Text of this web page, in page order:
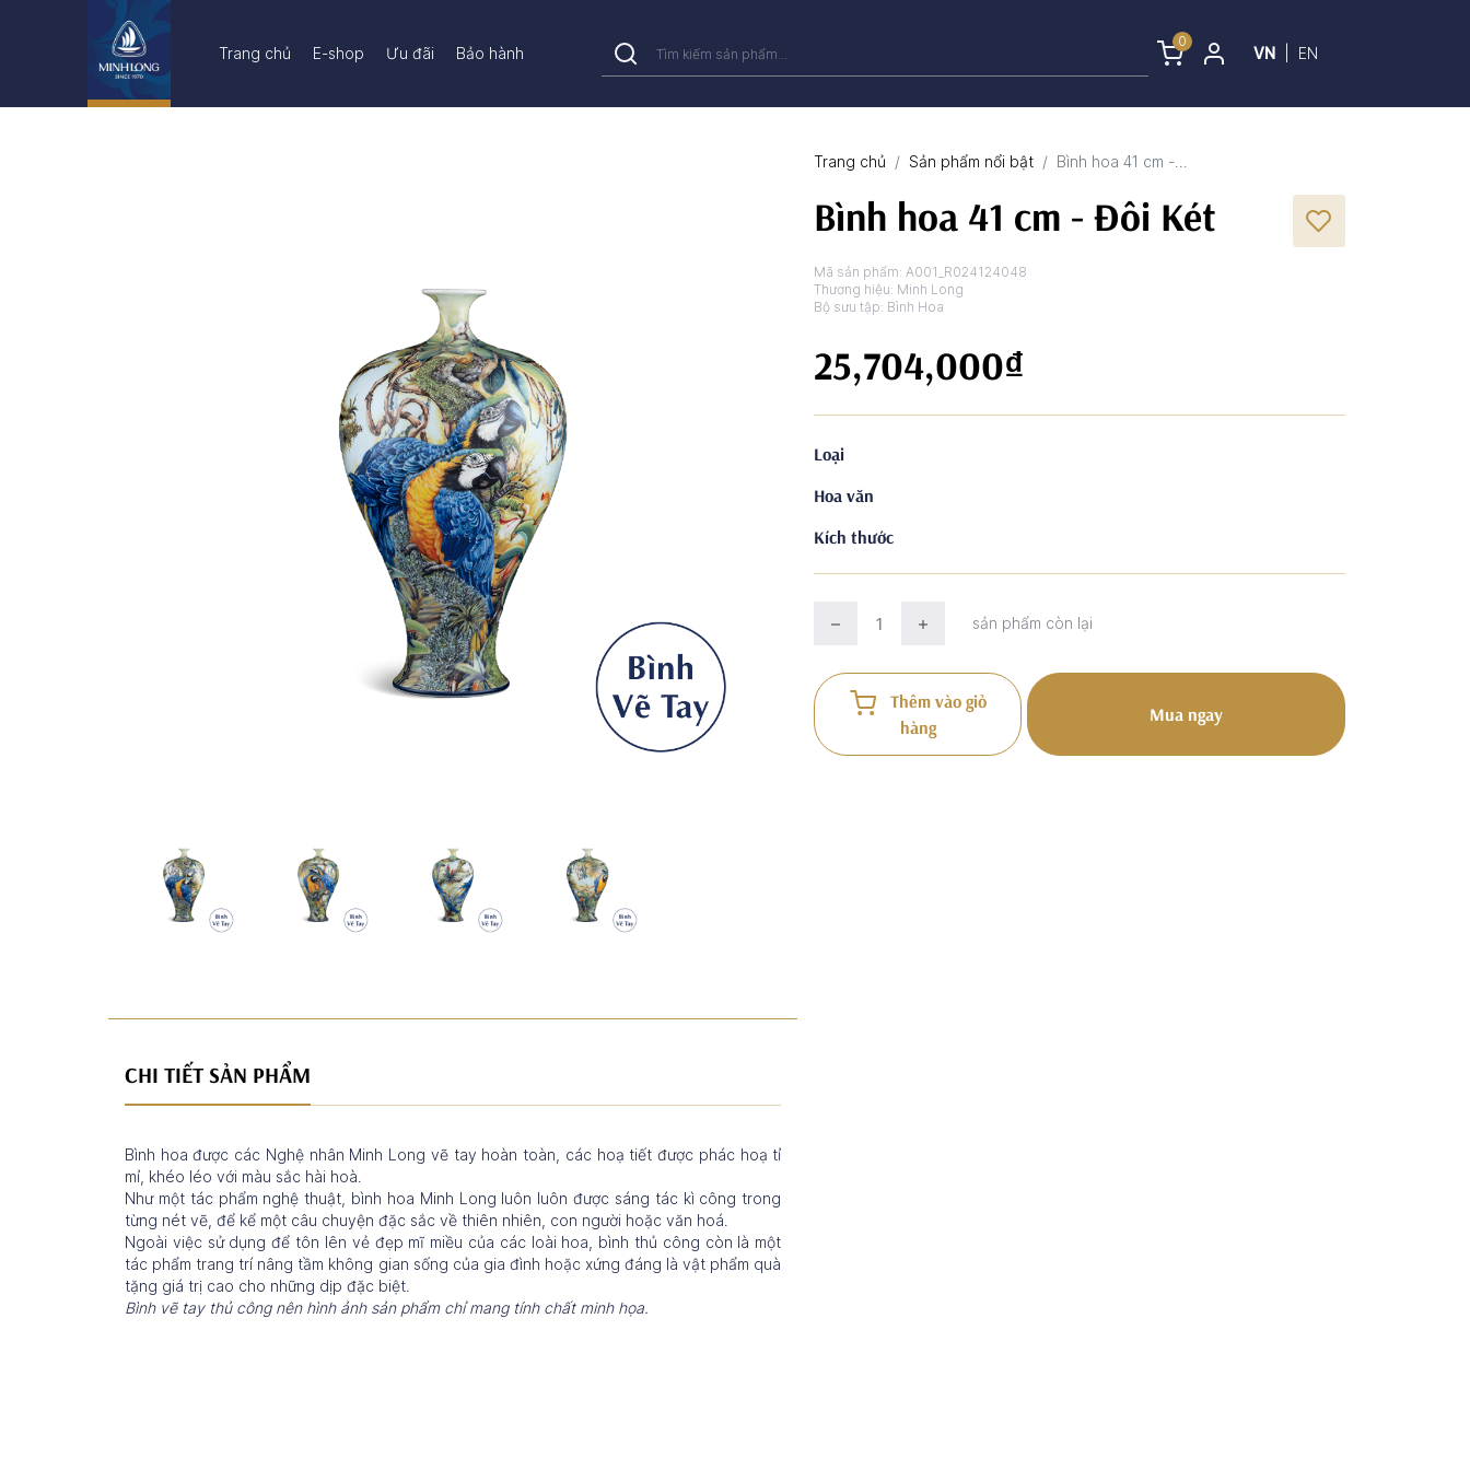
Trang chủ E-shop Ưu đãi Bảo hành
0
VN EN
Trang chủ Sản phẩm nổi bật Bình hoa 41 cm -...
Bình hoa 41 cm - Đôi Két
Mã sản phẩm:A001_R024124048
Thương hiệu: Minh Long
Bộ sưu tập: Bình Hoa
25,704,000₫
Loại
Hoa văn
Kích thước
sản phẩm còn lại
Thêm vào giỏ
hàng
Mua ngay
CHI TIẾT SẢN PHẨM
Bình hoa được các Nghệ nhân Minh Long vẽ tay hoàn toàn, các hoạ tiết được phác hoạ tỉ
mỉ, khéo léo với màu sắc hài hoà.
Như một tác phẩm nghệ thuật, bình hoa Minh Long luôn luôn được sáng tác kì công trong
từng nét vẽ, để kể một câu chuyện đặc sắc về thiên nhiên, con người hoặc văn hoá.
Ngoài việc sử dụng để tôn lên vẻ đẹp mĩ miều của các loài hoa, bình thủ công còn là một
tác phẩm trang trí nâng tầm không gian sống của gia đình hoặc xứng đáng là vật phẩm quà
tặng giá trị cao cho những dịp đặc biệt.
Bình vẽ tay thủ công nên hình ảnh sản phẩm chỉ mang tính chất minh họa.